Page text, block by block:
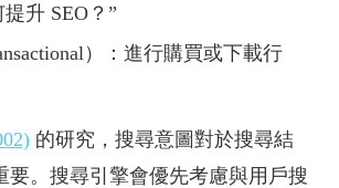
升 SEO？”
）：進行購買或下載行
的研究，搜尋意圖對於搜尋結
要。搜尋引擎會優先考慮與用戶搜